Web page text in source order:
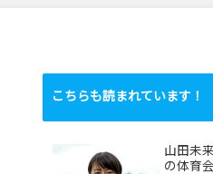
こちらも読まれています！
山田未
の体育